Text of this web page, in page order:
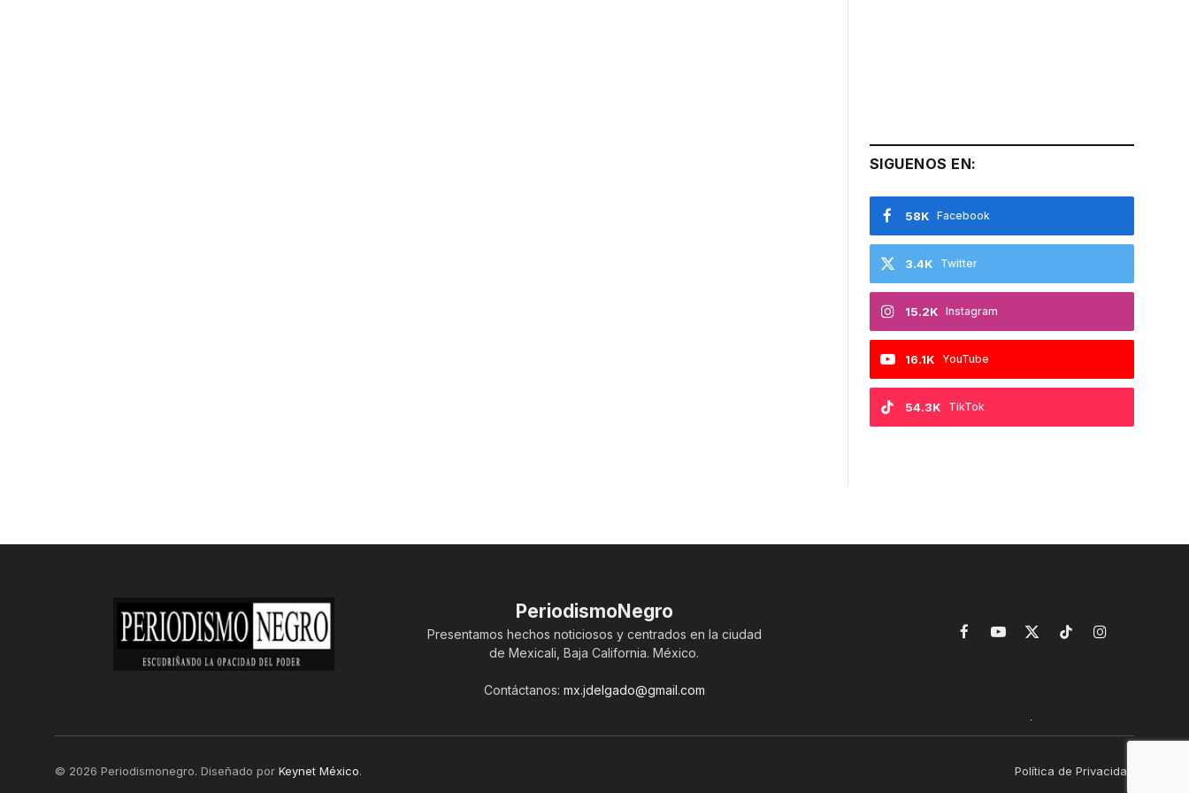
SIGUENOS EN:
Facebook
58K
Twitter
3.4K
Instagram
15.2K
YouTube
16.1K
TikTok
54.3K
PeriodismoNegro
Presentamos hechos noticiosos y centrados en la ciudad
de Mexicali, Baja California. México.
Contáctanos: mx.jdelgado@gmail.com
FacebookYouTube
X
TikTokInstagram
© 2026 Periodismonegro. Diseñado por Keynet México. Política de Privacidad